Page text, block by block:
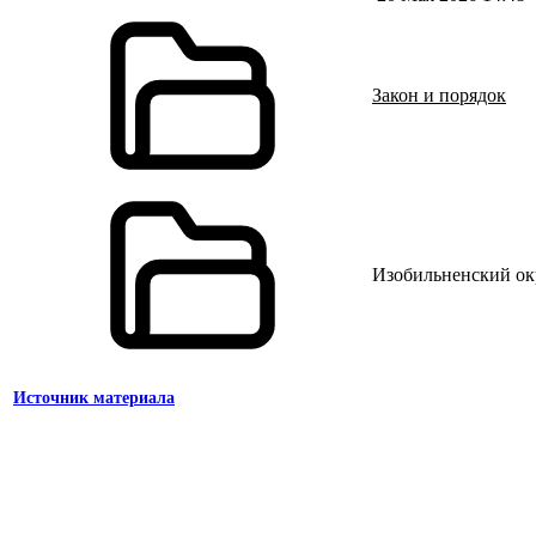
Закон и порядок
Изобильненский
Источник материала